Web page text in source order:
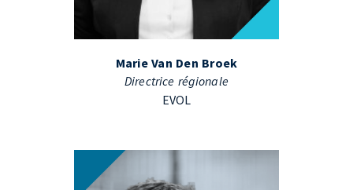
Marie Van Den Broek
Directrice régionale
EVOL